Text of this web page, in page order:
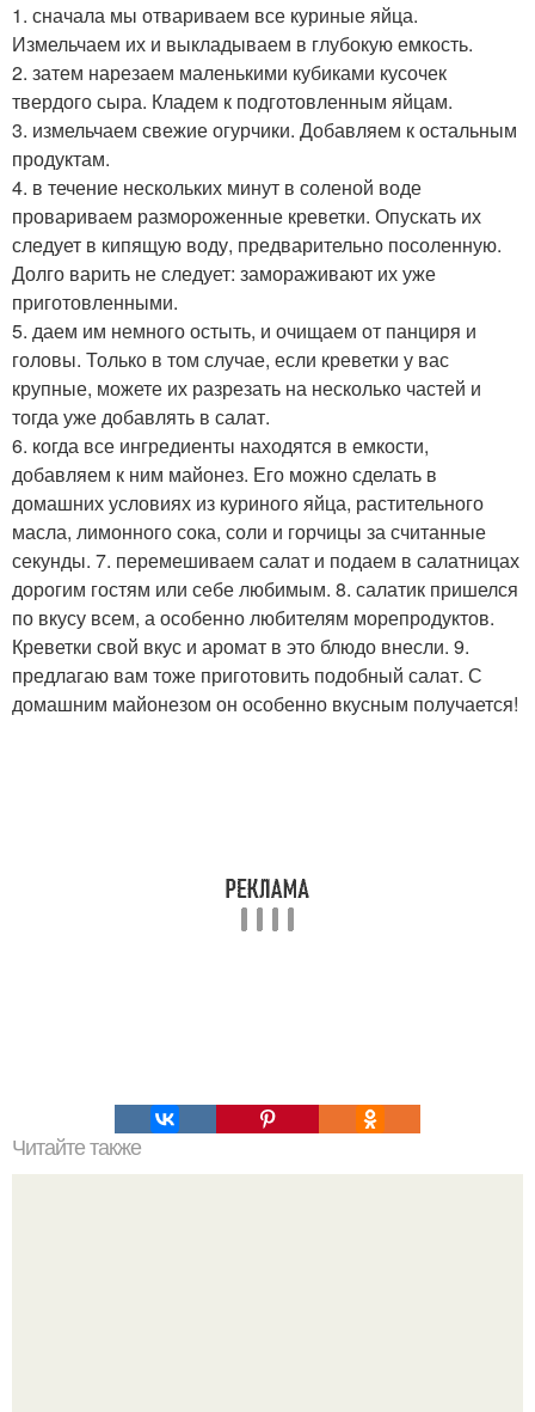
1. сначала мы отвариваем все куриные яйца.
Измельчаем их и выкладываем в глубокую емкость.
2. затем нарезаем маленькими кубиками кусочек
твердого сыра. Кладем к подготовленным яйцам.
3. измельчаем свежие огурчики. Добавляем к остальным
продуктам.
4. в течение нескольких минут в соленой воде
провариваем размороженные креветки. Опускать их
следует в кипящую воду, предварительно посоленную.
Долго варить не следует: замораживают их уже
приготовленными.
5. даем им немного остыть, и очищаем от панциря и
головы. Только в том случае, если креветки у вас
крупные, можете их разрезать на несколько частей и
тогда уже добавлять в салат.
6. когда все ингредиенты находятся в емкости,
добавляем к ним майонез. Его можно сделать в
домашних условиях из куриного яйца, растительного
масла, лимонного сока, соли и горчицы за считанные
секунды. 7. перемешиваем салат и подаем в салатницах
дорогим гостям или себе любимым. 8. салатик пришелся
по вкусу всем, а особенно любителям морепродуктов.
Креветки свой вкус и аромат в это блюдо внесли. 9.
предлагаю вам тоже приготовить подобный салат. С
домашним майонезом он особенно вкусным получается!
Читайте также